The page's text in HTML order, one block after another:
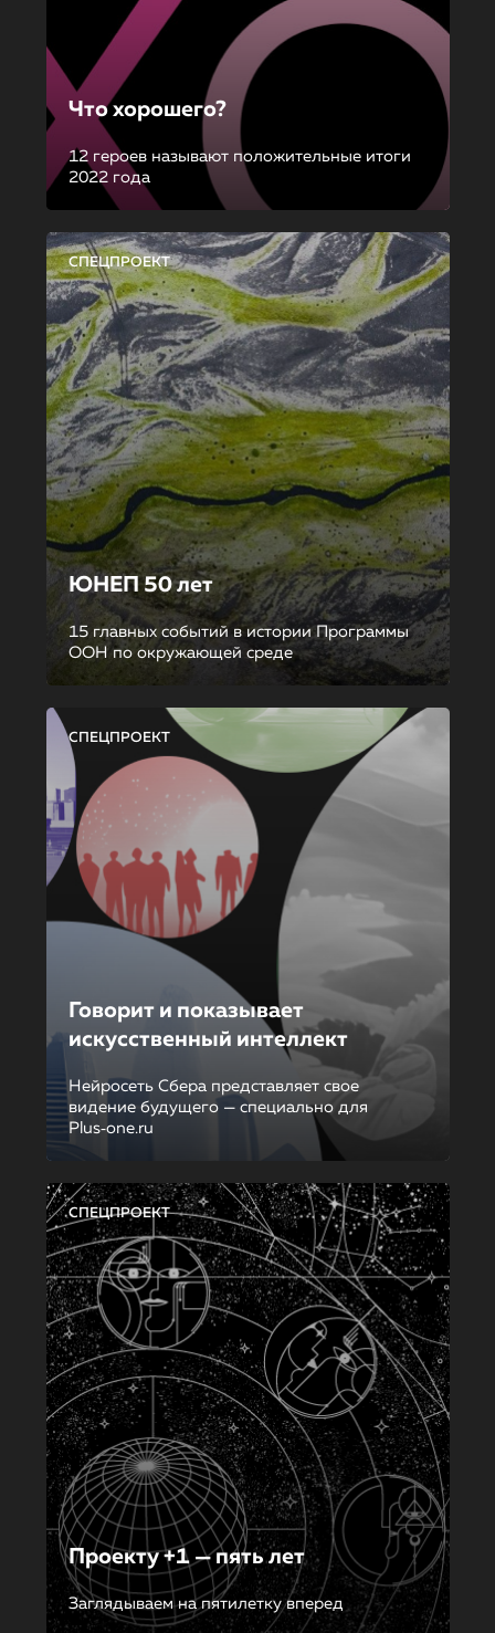
Что хорошего?
12 героев называют положительные итоги
2022 года
СПЕЦПРОЕКТ
ЮНЕП 50 лет
15 главных событий в истории Программы
ООН по окружающей среде
СПЕЦПРОЕКТ
Говорит и показывает
искусственный интеллект
Нейросеть Сбера представляет свое
видение будущего — специально для
Plus‑one.ru
СПЕЦПРОЕКТ
Проекту +1 — пять лет
Заглядываем на пятилетку вперед